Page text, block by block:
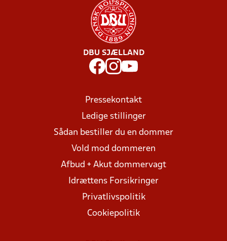
DBU SJÆLLAND
Pressekontakt
Ledige stillinger
Sådan bestiller du en dommer
Vold mod dommeren
Afbud + Akut dommervagt
Idrættens Forsikringer
Privatlivspolitik
Cookiepolitik